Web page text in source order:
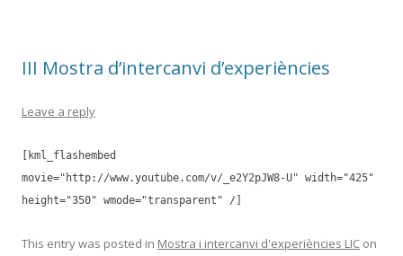
III Mostra d’intercanvi d’experiències
Leave a reply
[kml_flashembed
movie="http://www.youtube.com/v/_e2Y2pJW8-U" width="425"
height="350" wmode="transparent" /]
This entry was posted in Mostra i intercanvi d'experiències LIC on